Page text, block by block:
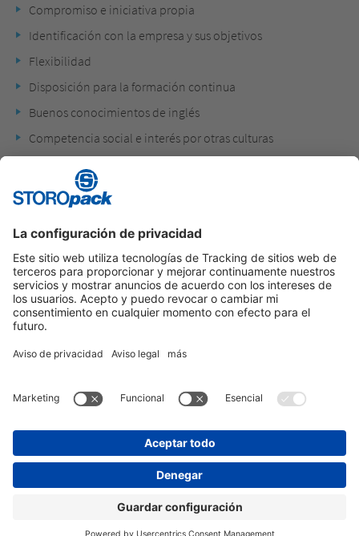
Compromiso e iniciativa propia
Identificación con la empresa y sus objetivos
Flexibilidad
Disposición para la formación continua
Buenos conocimientos de inglés
Competencia social e interés por otras culturas
Instagram LinkedIn Vimeo
YouTube
AVISO DE PRIVACIDAD
PIE DE IMPRENTA
CONDICIONES GENERALES DE CONTRATACIÓN
PROTECCIÓN DE DATOS